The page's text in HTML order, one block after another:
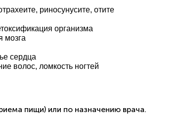
риносунусите, отите
организма
мозга
сердца
волос, ломкость ногтей
пищи) или по назначению врача.